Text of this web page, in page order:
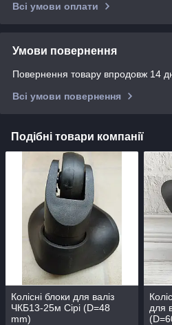
Всі умови оплати
Умови повернення
Повернення товару впродовж 14
Всі умови повернення
Подібні товари компанії
Колісні блоки для валіз
ЧКБ13-25м Сірі (D=48
mm)
для